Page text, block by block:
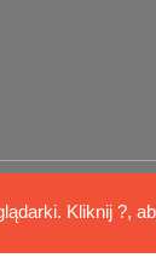
Kliknij ?,